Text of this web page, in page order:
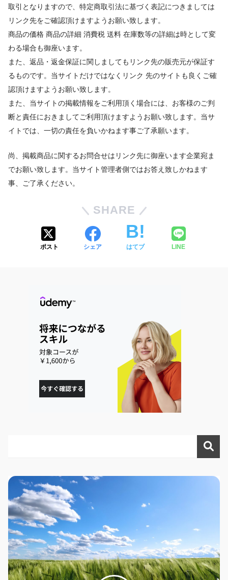
取引となりますので、特定商取引法に基づく表記につきましては
リンク先をご確認頂けますようお願い致します。
商品の価格 商品の詳細 消費税 送料 在庫数等の詳細は時として変
わる場合も御座います。
また、返品・返金保証に関しましてもリンク先の販売元が保証す
るものです。当サイトだけではなくリンク 先のサイトも良くご確
認頂けますようお願い致します。
また、当サイトの掲載情報をご利用頂く場合には、お客様のご判
断と責任におきましてご利用頂けますようお願い致します。当サ
イトでは、一切の責任を負いかねます事ご了承願います。
尚、掲載商品に関するお問合せはリンク先に御座います企業宛ま
でお願い致します。当サイト管理者側ではお答え致しかねます
事、ご了承ください。
SHARE
ポスト シェア はてブ LINE